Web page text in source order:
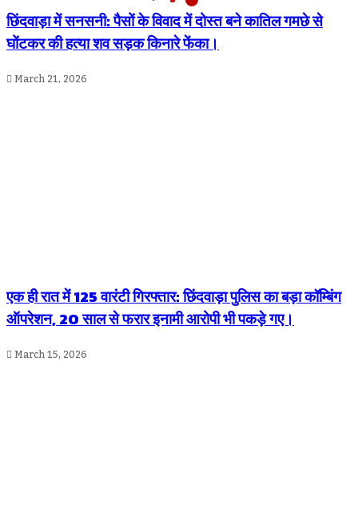
छिंदवाड़ा में सनसनी: पैसों के विवाद में दोस्त बने कातिल गमछे से
घोंटकर की हत्या शव सड़क किनारे फेंका।
March 21, 2026
एक ही रात में 125 वारंटी गिरफ्तार: छिंदवाड़ा पुलिस का बड़ा कॉम्बिंग
ऑपरेशन, 20 साल से फरार इनामी आरोपी भी पकड़े गए।
March 15, 2026